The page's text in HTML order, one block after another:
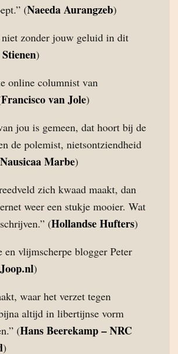
(Naeeda Aurangzeb)
niet zonder jouw geluid in dit
)
online columnist van
Francisco van Jole)
jou is gemeen, dat hoort bij de
de polemist, nietsontziendheid
Nausicaa Marbe)
zich kwaad maakt, dan
weer een stukje mooier. Wat
(Hollandse Hufters)
en vlijmscherpe blogger Peter
Joop.nl)
waar het verzet tegen
altijd in libertijnse vorm
(Hans Beerekamp – NRC
)